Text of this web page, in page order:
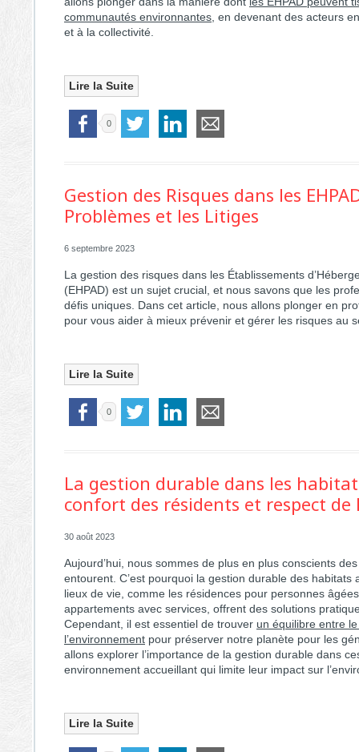
communautés environnantes , en devenant des acteurs
et à la collectivité.
Lire la Suite
0
Gestion des Risques dans les
Problèmes et les Litiges
6 septembre 2023
La gestion des risques dans les Établissements
(EHPAD) est un sujet crucial, et nous savons que les
défis uniques. Dans cet article, nous allons plonger en
pour vous aider à mieux prévenir et gérer les risques au
Lire la Suite
0
La gestion durable dans les
confort des résidents et respect de
30 août 2023
Aujourd’hui, nous sommes de plus en plus conscients
entourent. C’est pourquoi la gestion durable des
lieux de vie, comme les résidences pour personnes
appartements avec services, offrent des solutions
Cependant, il est essentiel de trouver un équilibre entre
l’environnement pour préserver notre planète pour les
allons explorer l’importance de la gestion durable dans
environnement accueillant qui limite leur impact sur
Lire la Suite